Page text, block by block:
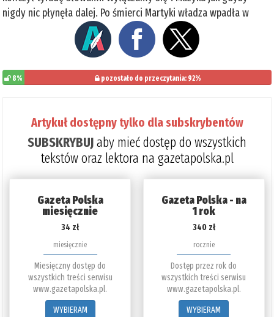
nigdy nic płynęła dalej. Po śmierci Martyki władza wpadła w
8% pozostało do przeczytania: 92%
Artykuł dostępny tylko dla subskrybentów
SUBSKRYBUJaby mieć dostęp do wszystkich
tekstów oraz lektora na gazetapolska.pl
Gazeta Polska
miesięcznie
34 zł
miesięcznie
Miesięczny dostęp do
wszystkich treści serwisu
www.gazetapolska.pl.
WYBIERAM
Gazeta Polska - na
1 rok
340 zł
rocznie
Dostęp przez rok do
wszystkich treści serwisu
www.gazetapolska.pl.
WYBIERAM